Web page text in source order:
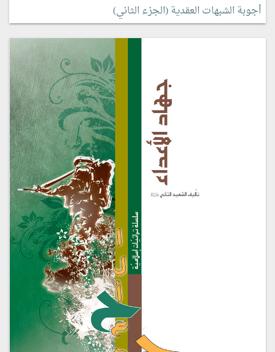
أجوبة الشبهات العقدية (الجزء الثاني)